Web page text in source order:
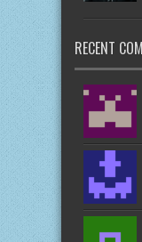
RECENT